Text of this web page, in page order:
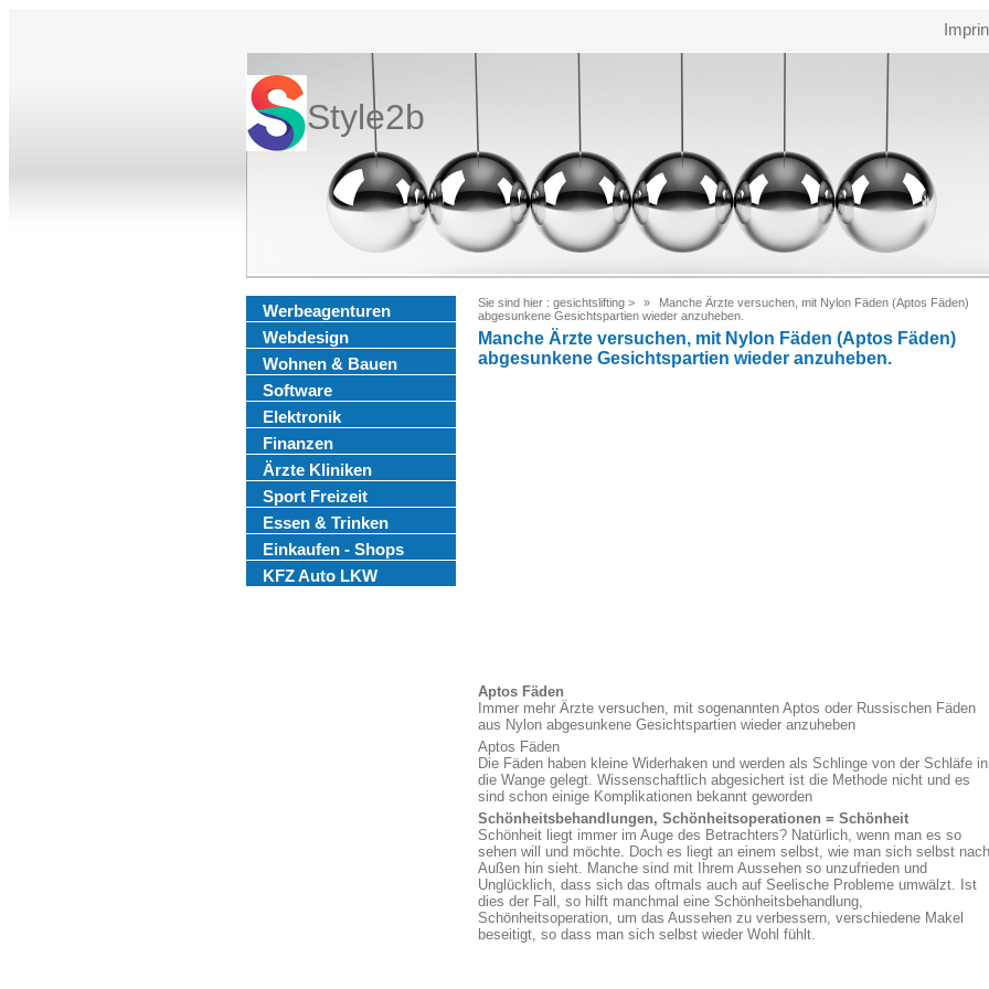
Style2b
Werbeagenturen
Webdesign
Wohnen & Bauen
Software
Elektronik
Finanzen
Ärzte Kliniken
Sport Freizeit
Essen & Trinken
Einkaufen - Shops
KFZ Auto LKW
Sie sind hier : gesichtslifting >
Manche Ärzte versuchen, mit Nylon Fäden (Aptos Fäden)
abgesunkene Gesichtspartien wieder anzuheben.
Manche Ärzte versuchen, mit Nylon Fäden (Aptos Fäden)
abgesunkene Gesichtspartien wieder anzuheben.
Aptos Fäden
Immer mehr Ärzte versuchen, mit sogenannten Aptos oder Russischen Fäden
aus Nylon abgesunkene Gesichtspartien wieder anzuheben
Aptos Fäden
Die Fäden haben kleine Widerhaken und werden als Schlinge von der Schläfe in
die Wange gelegt. Wissenschaftlich abgesichert ist die Methode nicht und es
sind schon einige Komplikationen bekannt geworden
Schönheitsbehandlungen, Schönheitsoperationen = Schönheit
Schönheit liegt immer im Auge des Betrachters? Natürlich, wenn man es so
sehen will und möchte. Doch es liegt an einem selbst, wie man sich selbst nach
Außen hin sieht. Manche sind mit Ihrem Aussehen so unzufrieden und
Unglücklich, dass sich das oftmals auch auf Seelische Probleme umwälzt. Ist
dies der Fall, so hilft manchmal eine Schönheitsbehandlung,
Schönheitsoperation, um das Aussehen zu verbessern, verschiedene Makel
beseitigt, so dass man sich selbst wieder Wohl fühlt.